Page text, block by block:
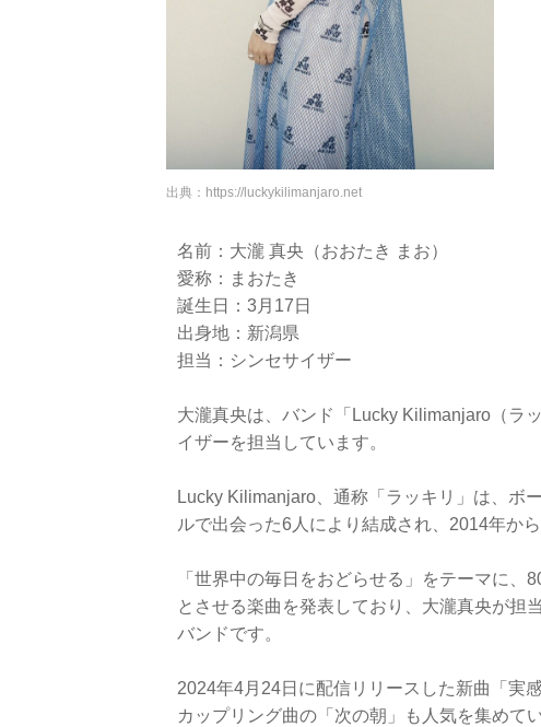
出典： https://luckykilimanjaro.net
名前：大瀧 真央（おおたき まお）
愛称：まおたき
誕生日：3月17日
出身地：新潟県
担当：シンセサイザー
大瀧真央は、バンド「Lucky Kilimanjaro（ラ
イザーを担当しています。
Lucky Kilimanjaro、通称「ラッキリ」は、ボ
ルで出会った6人により結成され、2014年か
「世界中の毎日をおどらせる」をテーマに
とさせる楽曲を発表しており、大瀧真央が担
バンドです。
2024年4月24日に配信リリースした新曲「実
カップリング曲の「次の朝」も人気を集めてい